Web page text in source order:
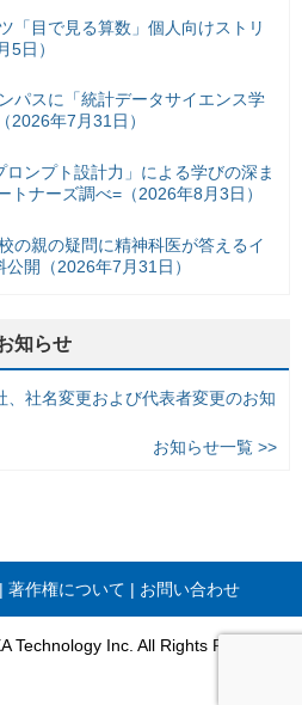
「目で見る算数」個人向けストリ
5日）
パスに「統計データサイエンス学
2026年7月31日）
ンプト設計力」による学びの深ま
トナーズ調べ=（2026年8月3日）
の親の疑問に精神科医が答えるイ
開（2026年7月31日）
知らせ
、社名変更および代表者変更のお知
お知らせ一覧 >>
著作権について お問い合わせ
Technology Inc. All Rights Reserved.